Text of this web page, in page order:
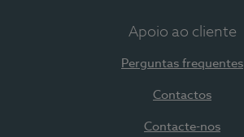
Apoio ao cliente
Perguntas frequentes
Contactos
Contacte-nos